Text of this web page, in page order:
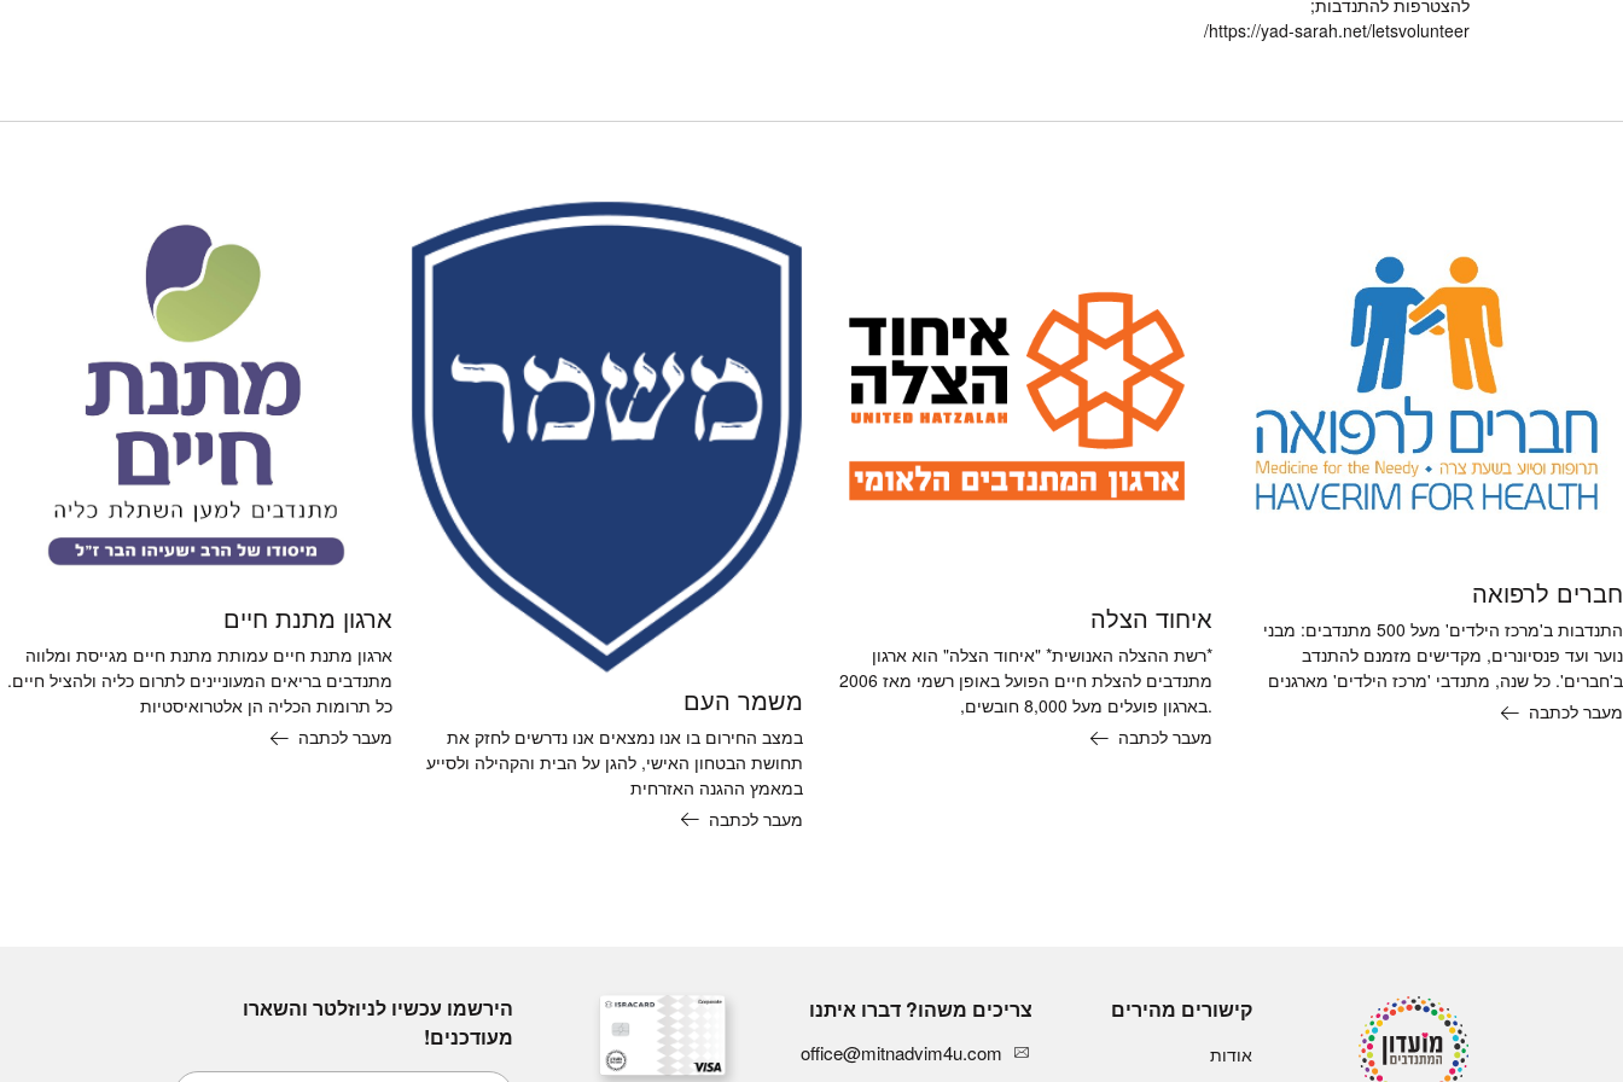
https://yad-sarah.net/letsvolunteer/
חברים לרפואה
התנדבות ב'מרכז הילדים' מעל 500 מתנדבים: מבני
נוער ועד פנסיונרים, מקדישים מזמנם להתנדב
ב'חברים'. כל שנה, מתנדבי 'מרכז הילדים' מארגנים
מעבר לכתבה
איחוד הצלה
*רשת ההצלה האנושית* "איחוד הצלה" הוא ארגון
מתנדבים להצלת חיים הפועל באופן רשמי מאז 2006
.בארגון פועלים מעל 8,000 חובשים,
מעבר לכתבה
משמר העם
במצב החירום בו אנו נמצאים אנו נדרשים לחזק את
תחושת הבטחון האישי, להגן על הבית והקהילה ולסייע
במאמץ ההגנה האזרחית
מעבר לכתבה
ארגון מתנת חיים
ארגון מתנת חיים עמותת מתנת חיים מגייסת ומלווה
מתנדבים בריאים המעוניינים לתרום כליה ולהציל חיים.
כל תרומות הכליה הן אלטרואיסטיות
מעבר לכתבה
הירשמו עכשיו לניוזלטר והשארו
מעודכנים!
קישורים מהירים
אודות
צריכים משהו? דברו איתנו
office@mitnadvim4u.com